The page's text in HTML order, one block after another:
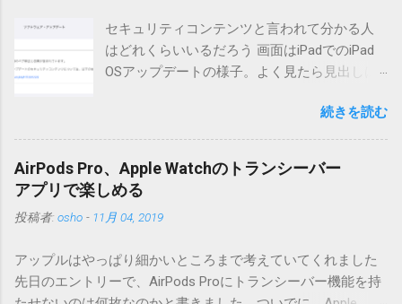
版へのアップデートを強くお勧めしてます。 mail-entry.zipを
ダウンロードするにはここをクリックしてください。
（Windowsから解凍したフォルダを見ると「_MACOSX」とい
りませんので無視してください。MacOS XでZIP圧縮している
ため、Mac独自のファイル情報が含まれてしまうようで
す。） Ver.0.3.0以降用の差分ファイルはこちら 。ZIP圧縮して
まとめてあります。いまのバージョン番号と同じバージョン
合は一つずつ順に適用していく必要があります。0.5.0以降
ません。改造してる方向けに、バージョンアップポイントを
お知らせするのが主な目的となっています。 まずはどんなふ
セキュリティコンテンツと言われて分かる人
はどれくらいいるだろう 画面はiPadでのiPad
OSアップデートの様子。よく見たら見出しは
の名前としてはいまだにiOSのままとか、そん
な理由じゃないでしょうね。 それは混乱のも
ア・アップデートのセキュリティコンテンツ
については、以下のWebサイトをご覧くださ
い」の部分。 セキュリティコンテンツ…？ こ
す。人によってはここで悩んだ結果、アップ
デートをしない人も出てきそうですよ。アッ
続きを読む
AirPods Pro、Apple Watchのトランシーバー
アプリで楽しめる
投稿者: osho - 11月 04, 2019
アップルはやっぱり細かいところまで考えていてくれました
先日のエントリーで、AirPods Proにトランシーバー機能を持